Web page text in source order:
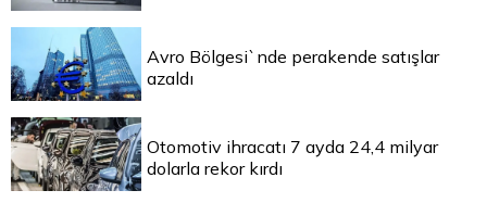
Avro Bölgesi`nde perakende satışlar
azaldı
Otomotiv ihracatı 7 ayda 24,4 milyar
dolarla rekor kırdı